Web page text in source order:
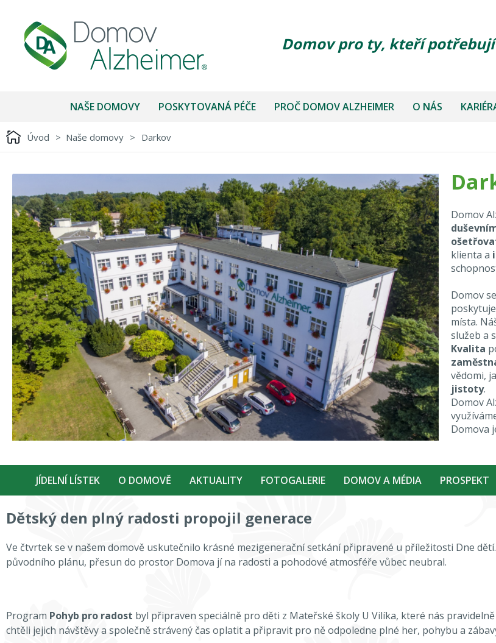
Domov pro ty, kteří potřebují
NAŠE DOMOVY POSKYTOVANÁ PÉČE PROČ DOMOV ALZHEIMER O NÁS
Úvod > Naše domovy > Darkov
Domov
klienta a
Domov
místa.
služeb a
Kvalita
vědomi,
jistoty.
Domov
Domova
JÍDELNÍ LÍSTEK O DOMOVĚ AKTUALITY FOTOGALERIE DOMOV A MÉDIA PROSPEKT
Dětský den plný radosti propojil generace
Ve čtvrtek se v našem domově uskutečnilo krásné mezigenerační setkání připravené u příležitosti Dne
původního plánu, přesun do prostor Domova jí na radosti a pohodové atmosféře vůbec neubral.
Program Pohyb pro radost byl připraven speciálně pro děti z Mateřské školy U Vilíka, které nás
chtěli jejich návštěvy a společně strávený čas oplatit a připravit pro ně odpoledne plné her, pohybu a